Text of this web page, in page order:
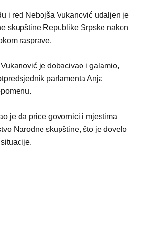
i red Nebojša Vukanović udaljen je
skupštine Republike Srpske nakon
rasprave.
je dobacivao i galamio,
parlamenta Anja
je da priđe govornici i mjestima
Narodne skupštine, što je dovelo